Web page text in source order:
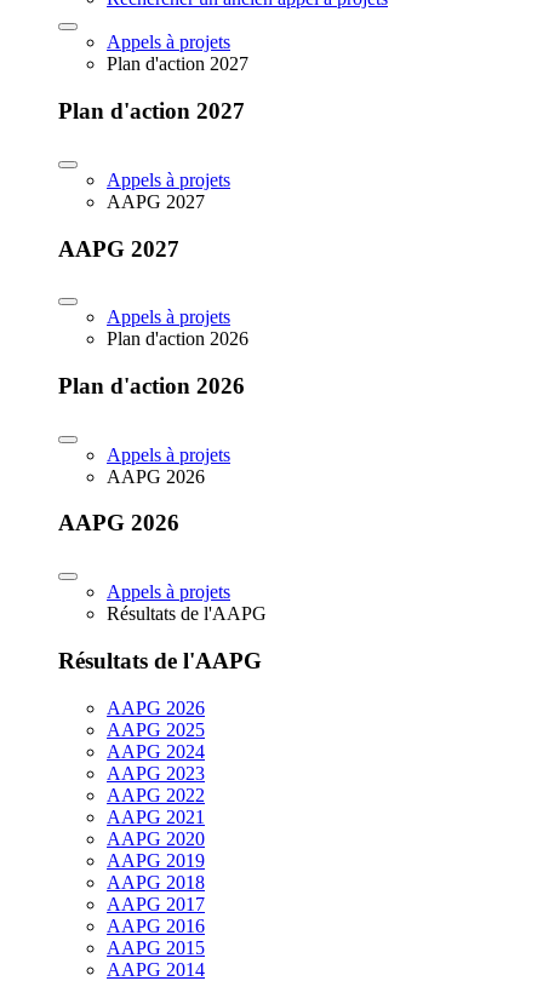
Appels à projets
Plan d'action 2027
Plan d'action 2027
Appels à projets
AAPG 2027
AAPG 2027
Appels à projets
Plan d'action 2026
Plan d'action 2026
Appels à projets
AAPG 2026
AAPG 2026
Appels à projets
Résultats de l'AAPG
Résultats de l'AAPG
AAPG 2026
AAPG 2025
AAPG 2024
AAPG 2023
AAPG 2022
AAPG 2021
AAPG 2020
AAPG 2019
AAPG 2018
AAPG 2017
AAPG 2016
AAPG 2015
AAPG 2014